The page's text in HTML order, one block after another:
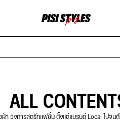
ALL
า วงการสตรีทแฟชั่น ตั้งแต่แบรนด์ Local ไปจ